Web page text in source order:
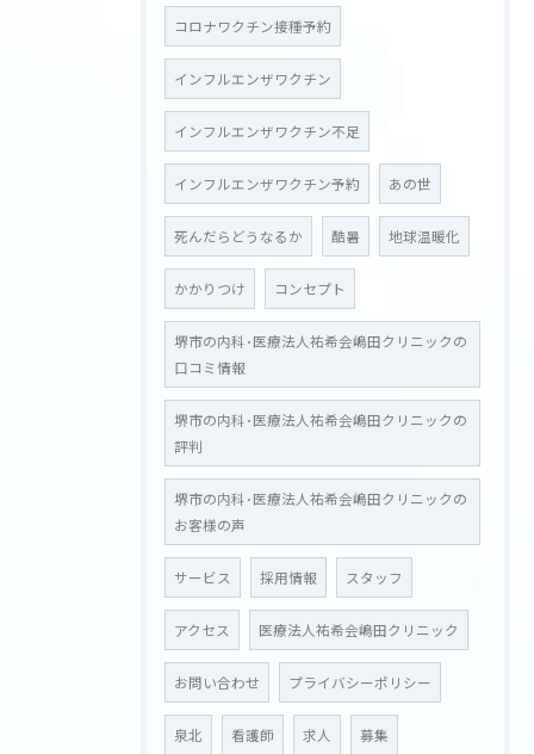
コロナワクチン接種予約
インフルエンザワクチン
インフルエンザワクチン不足
インフルエンザワクチン予約 あの世
死んだらどうなるか 酷暑 地球温暖化
かかりつけ コンセプト
堺市の内科･医療法人祐希会嶋田クリニックの
口コミ情報
堺市の内科･医療法人祐希会嶋田クリニックの
評判
堺市の内科･医療法人祐希会嶋田クリニックの
お客様の声
サービス 採用情報 スタッフ
アクセス 医療法人祐希会嶋田クリニック
お問い合わせ プライバシーポリシー
泉北 看護師 求人 募集
お問い合わせはこちら